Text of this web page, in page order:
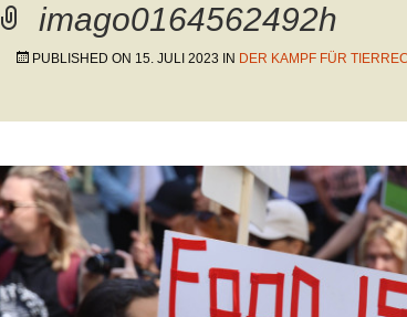
imago0164562492h
PUBLISHED ON 15. JULI 2023 IN DER KAMPF FÜR